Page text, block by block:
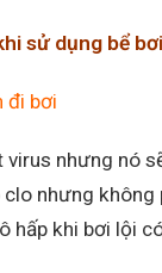
sử dụng bể
đi bơi
nhưng nó
nhưng không
hấp khi bơi lội